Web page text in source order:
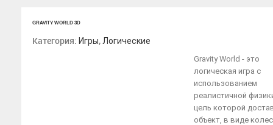
GRAVITY WORLD 3D
Категория: Игры, Логические
Gravity World - это
логическая игра с
использованием
реалистичной
цель которой
объект, в виде